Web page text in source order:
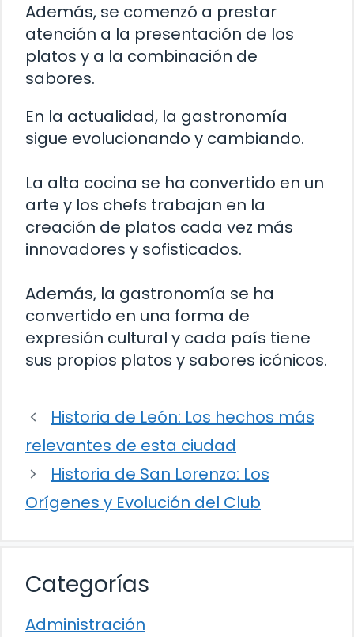
Además, se comenzó a prestar
atención a la presentación de los
platos y a la combinación de
sabores.
En la actualidad, la gastronomía
sigue evolucionando y cambiando.
La alta cocina se ha convertido en un
arte y los chefs trabajan en la
creación de platos cada vez más
innovadores y sofisticados.
Además, la gastronomía se ha
convertido en una forma de
expresión cultural y cada país tiene
sus propios platos y sabores icónicos.
Historia de León: Los hechos más
relevantes de esta ciudad
Historia de San Lorenzo: Los
Orígenes y Evolución del Club
Categorías
Administración